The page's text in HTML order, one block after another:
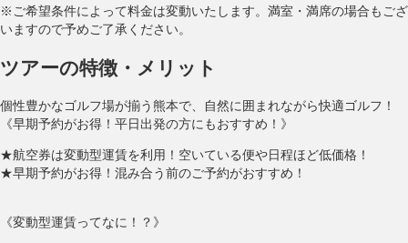
※ご希望条件によって料金は変動いたします。満室・満席の場合もござ
いますので予めご了承ください。
ツアーの特徴・メリット
個性豊かなゴルフ場が揃う熊本で、自然に囲まれながら快適ゴルフ！
《早期予約がお得！平日出発の方にもおすすめ！》
★航空券は変動型運賃を利用！空いている便や日程ほど低価格！
★早期予約がお得！混み合う前のご予約がおすすめ！
《変動型運賃ってなに！？》